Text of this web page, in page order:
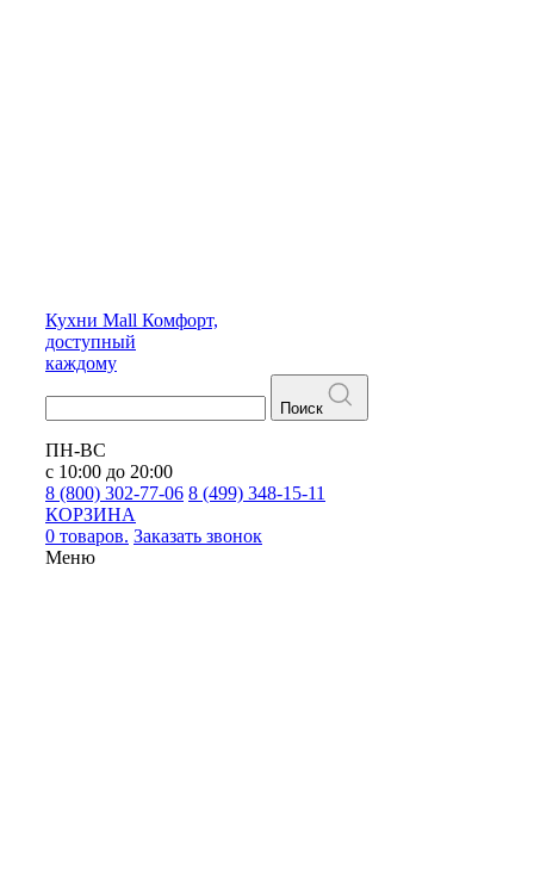
Кухни Mall Комфорт,
доступный
каждому
Поиск
ПН-ВС
с 10:00 до 20:00
8 (800) 302-77-06 8 (499) 348-15-11
КОРЗИНА
0 товаров. Заказать звонок
Меню